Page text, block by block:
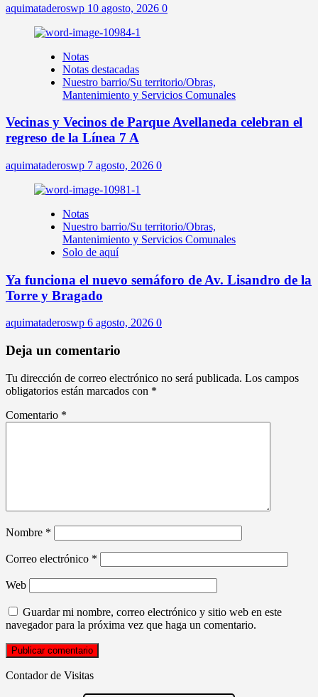
aquimataderoswp 10 agosto, 2026 0
Notas
Notas destacadas
Nuestro barrio/Su territorio/Obras,
Mantenimiento y Servicios Comunales
Vecinas y Vecinos de Parque Avellaneda celebran el
regreso de la Línea 7 A
aquimataderoswp 7 agosto, 2026 0
Notas
Nuestro barrio/Su territorio/Obras,
Mantenimiento y Servicios Comunales
Solo de aquí
Ya funciona el nuevo semáforo de Av. Lisandro de la
Torre y Bragado
aquimataderoswp 6 agosto, 2026 0
Deja un comentario
Tu dirección de correo electrónico no será publicada. Los campos
obligatorios están marcados con *
Comentario *
Nombre *
Correo electrónico *
Web
Guardar mi nombre, correo electrónico y sitio web en este
navegador para la próxima vez que haga un comentario.
Contador de Visitas